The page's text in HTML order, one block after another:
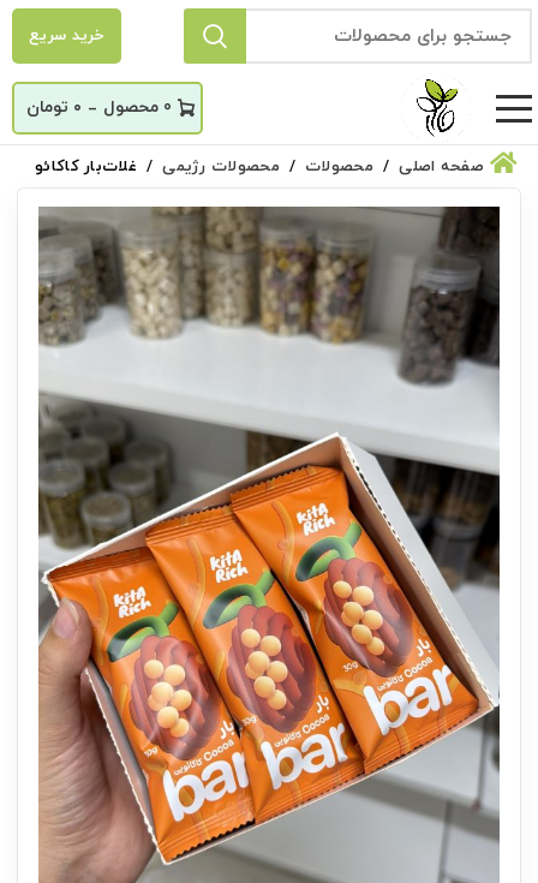
خرید سریع
0
_ ۰ تومان
صفحه اصلی محصولات محصولات رژیمی غلات‌بار کاکائو